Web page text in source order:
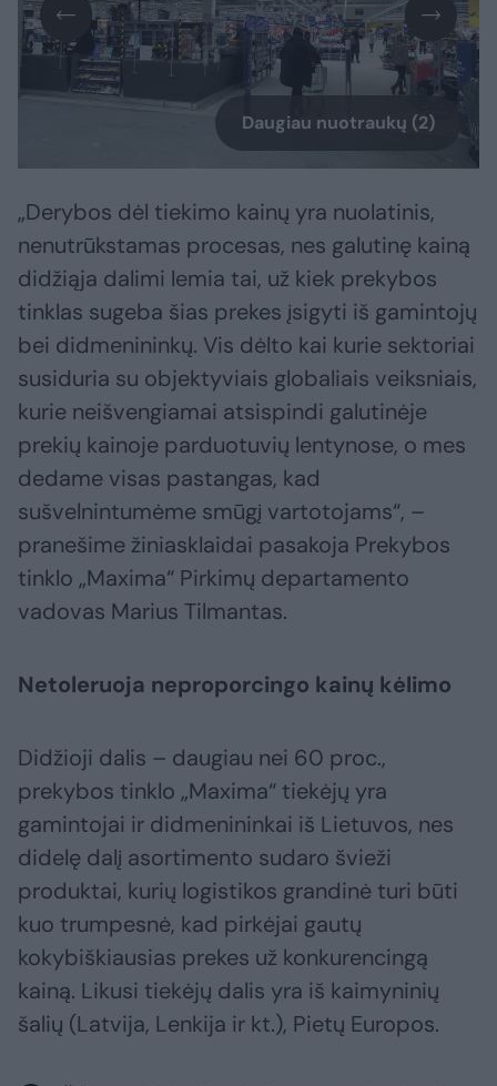
Daugiau nuotraukų (2)
„Derybos dėl tiekimo kainų yra nuolatinis,
nenutrūkstamas procesas, nes galutinę kainą
didžiąja dalimi lemia tai, už kiek prekybos
tinklas sugeba šias prekes įsigyti iš gamintojų
bei didmenininkų. Vis dėlto kai kurie sektoriai
susiduria su objektyviais globaliais veiksniais,
kurie neišvengiamai atsispindi galutinėje
prekių kainoje parduotuvių lentynose, o mes
dedame visas pastangas, kad
sušvelnintumėme smūgį vartotojams“, –
pranešime žiniasklaidai pasakoja Prekybos
tinklo „Maxima“ Pirkimų departamento
vadovas Marius Tilmantas.
Netoleruoja neproporcingo kainų kėlimo
Didžioji dalis – daugiau nei 60 proc.,
prekybos tinklo „Maxima“ tiekėjų yra
gamintojai ir didmenininkai iš Lietuvos, nes
didelę dalį asortimento sudaro švieži
produktai, kurių logistikos grandinė turi būti
kuo trumpesnė, kad pirkėjai gautų
kokybiškiausias prekes už konkurencingą
kainą. Likusi tiekėjų dalis yra iš kaimyninių
šalių (Latvija, Lenkija ir kt.), Pietų Europos.